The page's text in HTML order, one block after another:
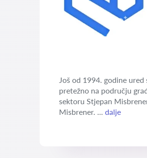
Još od 1994. godine
pretežno na području
sektoru Stjepan
Misbrener. ... dalje